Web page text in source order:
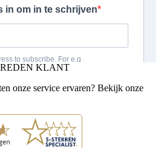
KLANT
onze service ervaren? Bekijk onze